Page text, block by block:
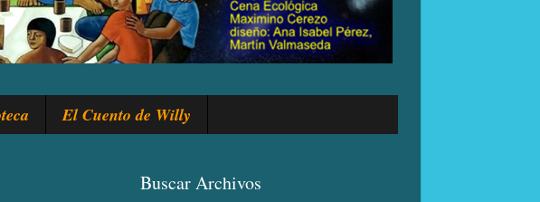
El Cuento de Willy
Buscar Archivos